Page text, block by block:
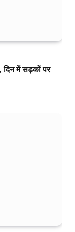
दिन में सड़कों पर